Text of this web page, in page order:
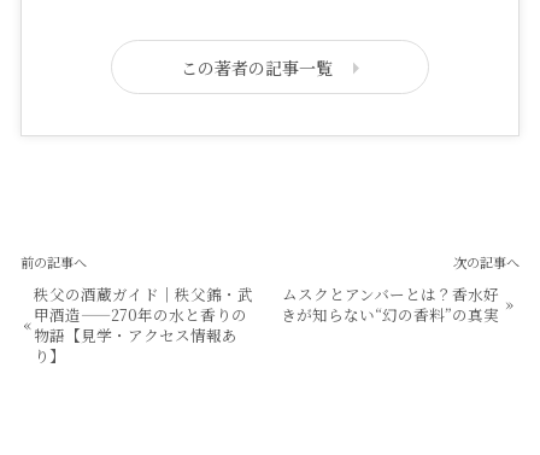
この著者の記事一覧
前の記事へ
«
秩父の酒蔵ガイド｜秩父錦・武
甲酒造——270年の水と香りの
物語【見学・アクセス情報あ
り】
次の記事へ
ムスクとアンバーとは？香水好
きが知らない“幻の香料”の真実 »